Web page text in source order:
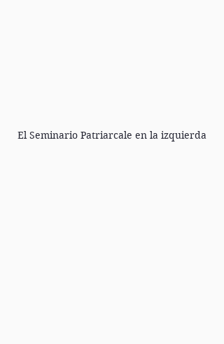
El Seminario Patriarcale en la izquierda